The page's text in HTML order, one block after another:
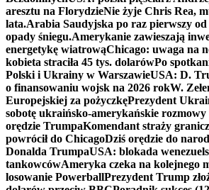
aresztu na FlorydzieNie żyje Chris Rea,
lata.Arabia Saudyjska po raz pierwszy od
opady śniegu.Amerykanie zawieszają
energetykę wiatrowąChicago: uwaga na
kobieta straciła 45 tys. dolarówPo
Polski i Ukrainy w WarszawieUSA: D.
o finansowaniu wojsk na 2026 rokW.
Europejskiej za pożyczkęPrezydent
sobotę ukraińsko-amerykańskie
orędzie TrumpaKomendant straży
powrócił do ChicagoDziś orędzie do
Donalda TrumpaUSA: blokada
tankowcówAmeryka czeka na kolejnego
losowanie PowerballPrezydent Trump